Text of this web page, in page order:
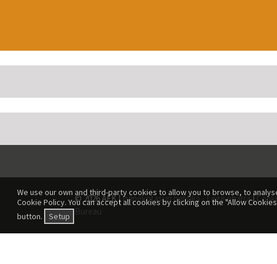
We use our own and third-party cookies to allow you to browse, to
Cookie Policy. You can accept all cookies by clicking on the "Allow
button.
Setup
© 2026 AEK |Isilpekotasun politika - Lege oharra|
Bureau